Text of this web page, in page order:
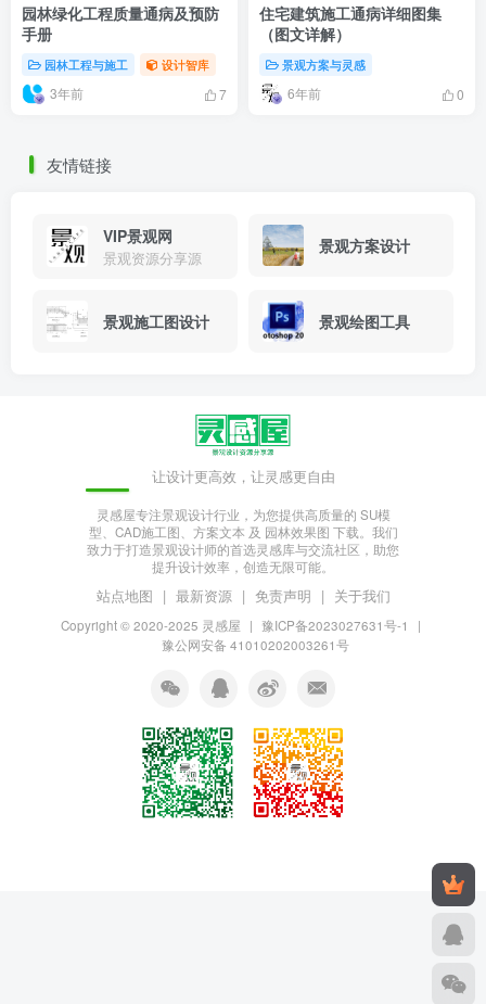
园林绿化工程质量通病及预防
手册
园林工程与施工 设计智库
3年前 7
住宅建筑施工通病详细图集
（图文详解）
景观方案与灵感
6年前 0
友情链接
VIP景观网
景观资源分享源
景观方案设计
景观施工图设计 景观绘图工具
让设计更高效，让灵感更自由
灵感屋专注景观设计行业，为您提供高质量的 SU模
型、CAD施工图、方案文本 及 园林效果图 下载。我们
致力于打造景观设计师的首选灵感库与交流社区，助您
提升设计效率，创造无限可能。
站点地图 | 最新资源 | 免责声明 | 关于我们
Copyright © 2020-2025 灵感屋 | 豫ICP备2023027631号-1
|
豫公网安备 41010202003261号